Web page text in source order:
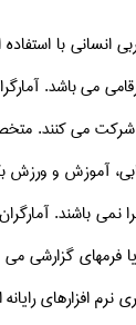
انسانی با
می باشد.
می کنند.
آموزش و ورزش
باشند.
گزارشی می
نرم